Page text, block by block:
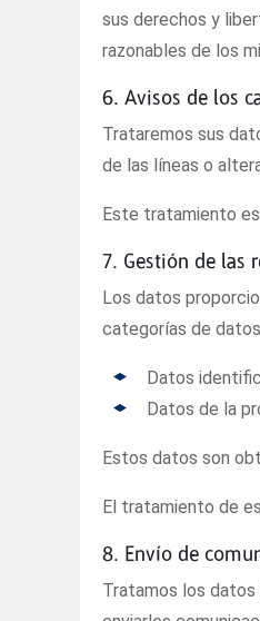
sus derechos y
razonables de los
6. Avisos de los
Trataremos sus
de las líneas o
Este tratamiento
7. Gestión de las
Los datos
categorías de
Datos
Datos de la
Estos datos son
El tratamiento de
8. Envío de
Tratamos los